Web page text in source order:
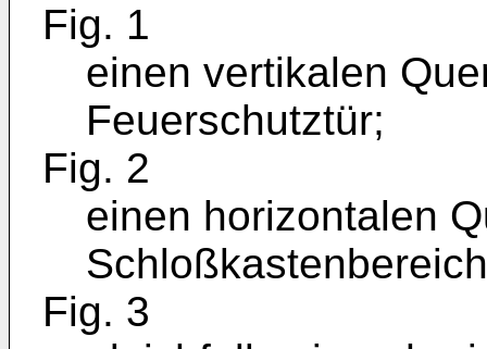
Fig. 1
einen vertikalen
Feuerschutztür;
Fig. 2
einen horizontalen
Fig. 3